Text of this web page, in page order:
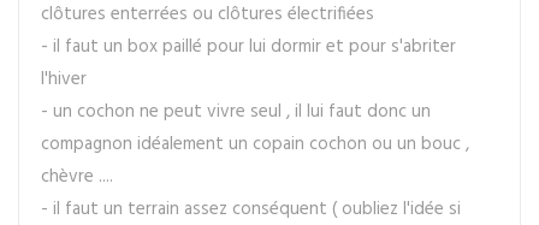
clôtures enterrées ou clôtures électrifiées
- il faut un box paillé pour lui dormir et pour s'abriter
l'hiver
- un cochon ne peut vivre seul , il lui faut donc un
compagnon idéalement un copain cochon ou un bouc ,
chèvre ....
- il faut un terrain assez conséquent ( oubliez l'idée si